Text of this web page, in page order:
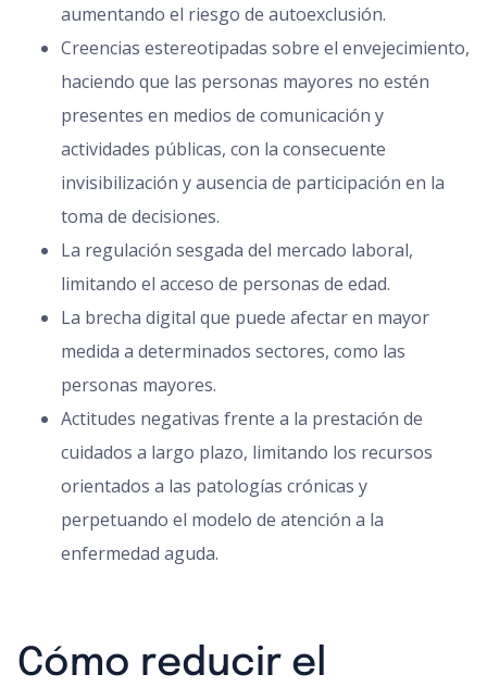
aumentando el riesgo de autoexclusión.
Creencias estereotipadas sobre el envejecimiento,
haciendo que las personas mayores no estén
presentes en medios de comunicación y
actividades públicas, con la consecuente
invisibilización y ausencia de participación en la
toma de decisiones.
La regulación sesgada del mercado laboral,
limitando el acceso de personas de edad.
La brecha digital que puede afectar en mayor
medida a determinados sectores, como las
personas mayores.
Actitudes negativas frente a la prestación de
cuidados a largo plazo, limitando los recursos
orientados a las patologías crónicas y
perpetuando el modelo de atención a la
enfermedad aguda.
Cómo reducir el